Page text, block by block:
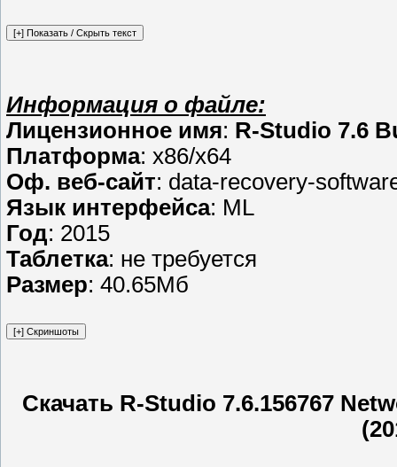
Информация о файле:
Лицензионное имя: R-Studio 7.6
Платформа: x86/x64
Оф. веб-сайт: data-recovery-
Язык интерфейса: ML
Год: 2015
Таблетка: не требуется
Размер: 40.65Мб
Скачать R-Studio 7.6.156767